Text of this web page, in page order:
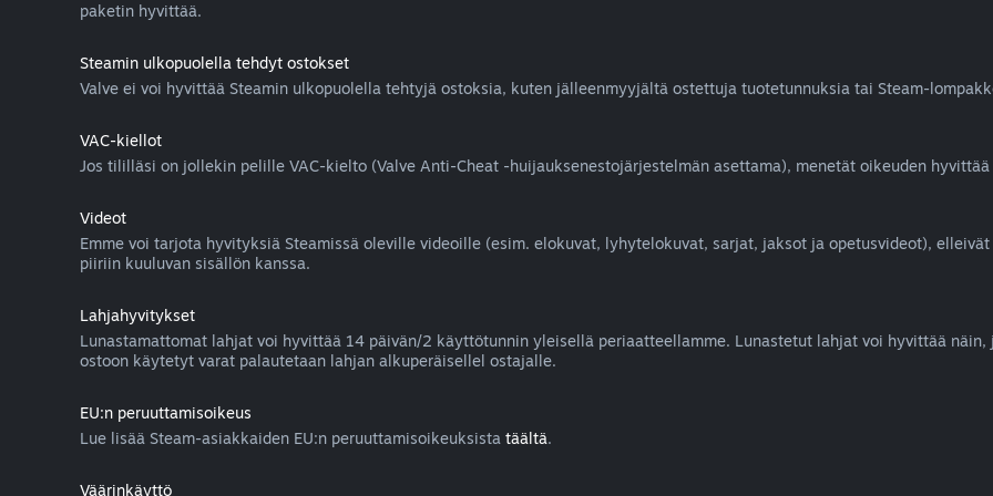
paketin hyvittää.
Steamin ulkopuolella tehdyt ostokset
Valve ei voi hyvittää Steamin ulkopuolella tehtyjä ostoksia, kuten jälleenmyyjältä ostettuja tuotetunnuksia tai Steam-
VAC-kiellot
Jos tililläsi on jollekin pelille VAC-kielto (Valve Anti-Cheat -huijauksenestojärjestelmän asettama), menetät oikeuden
Videot
Emme voi tarjota hyvityksiä Steamissä oleville videoille (esim. elokuvat, lyhytelokuvat, sarjat, jaksot ja opetusvideot),
piiriin kuuluvan sisällön kanssa.
Lahjahyvitykset
Lunastamattomat lahjat voi hyvittää 14 päivän/2 käyttötunnin yleisellä periaatteellamme. Lunastetut lahjat voi hyvittää
ostoon käytetyt varat palautetaan lahjan alkuperäisellel ostajalle.
EU:n peruuttamisoikeus
Lue lisää Steam-asiakkaiden EU:n peruuttamisoikeuksista täältä.
Väärinkäyttö